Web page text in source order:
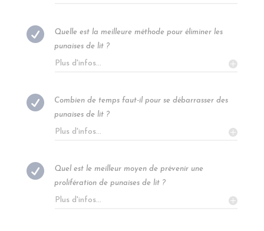

Quelle est la meilleure méthode pour éliminer les
punaises de lit ?
Plus d'infos...

Combien de temps faut-il pour se débarrasser des
punaises de lit ?
Plus d'infos...

Quel est le meilleur moyen de prévenir une
prolifération de punaises de lit ?
Plus d'infos...